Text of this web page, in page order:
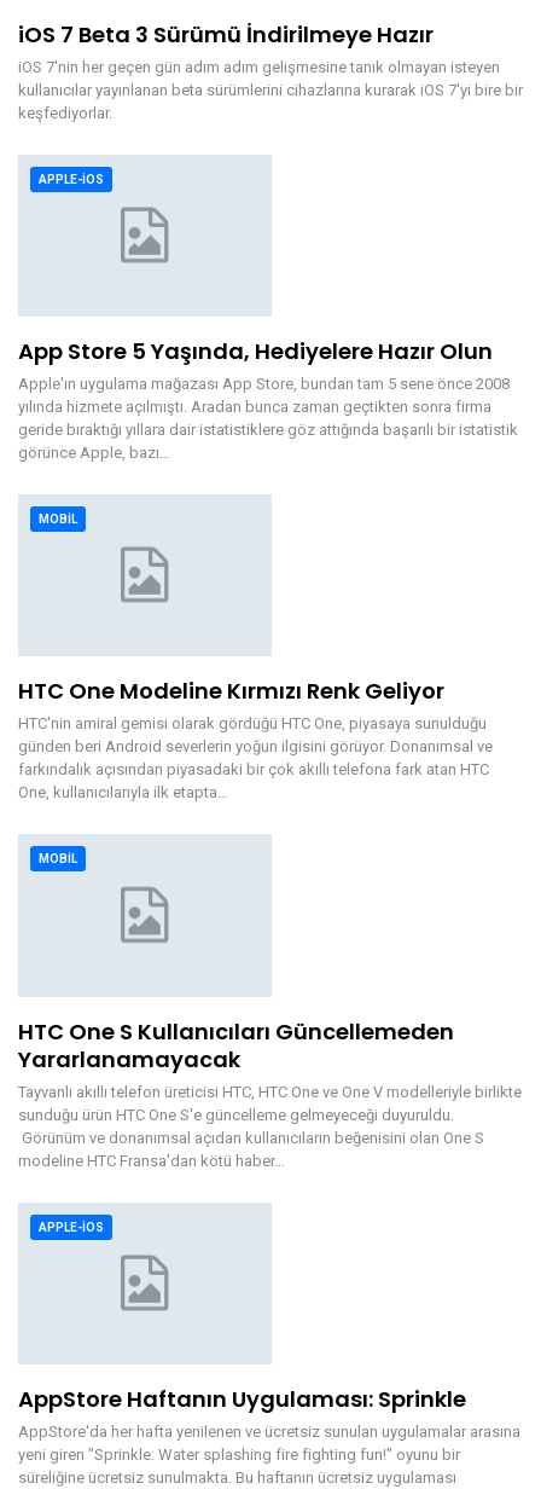
iOS 7 Beta 3 Sürümü İndirilmeye Hazır
iOS 7'nin her geçen gün adım adım gelişmesine tanık olmayan isteyen
kullanıcılar yayınlanan beta sürümlerini cihazlarına kurarak iOS 7'yi bire bir
keşfediyorlar.
APPLE-IOS
App Store 5 Yaşında, Hediyelere Hazır Olun
Apple'ın uygulama mağazası App Store, bundan tam 5 sene önce 2008
yılında hizmete açılmıştı. Aradan bunca zaman geçtikten sonra firma
geride bıraktığı yıllara dair istatistiklere göz attığında başarılı bir istatistik
görünce Apple, bazı…
MOBIL
HTC One Modeline Kırmızı Renk Geliyor
HTC'nin amiral gemisi olarak gördüğü HTC One, piyasaya sunulduğu
günden beri Android severlerin yoğun ilgisini görüyor. Donanımsal ve
farkındalık açısından piyasadaki bir çok akıllı telefona fark atan HTC
One, kullanıcılarıyla ilk etapta…
MOBIL
HTC One S Kullanıcıları Güncellemeden
Yararlanamayacak
Tayvanlı akıllı telefon üreticisi HTC, HTC One ve One V modelleriyle birlikte
sunduğu ürün HTC One S'e güncelleme gelmeyeceği duyuruldu.
Görünüm ve donanımsal açıdan kullanıcıların beğenisini olan One S
modeline HTC Fransa'dan kötü haber…
APPLE-IOS
AppStore Haftanın Uygulaması: Sprinkle
AppStore'da her hafta yenilenen ve ücretsiz sunulan uygulamalar arasına
yeni giren "Sprinkle: Water splashing fire fighting fun!" oyunu bir
süreliğine ücretsiz sunulmakta. Bu haftanın ücretsiz uygulaması